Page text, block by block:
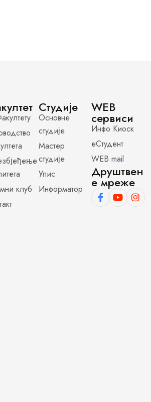
клуб
Студије
Основне
студије
Мастер
студије
Упис
Информатор
WEB
сервиси
Инфо Киоск
еСтудент
WEB mail
Друштвен
е мреже